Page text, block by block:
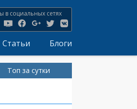
в социальных сетях
Статьи Блоги
Топ за сутки